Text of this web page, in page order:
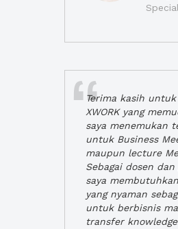
Terima kasih
XWORK yang
saya menemukan
untuk Business
maupun lecture
Sebagai dosen
saya
yang nyaman
untuk berbisnis
transfer